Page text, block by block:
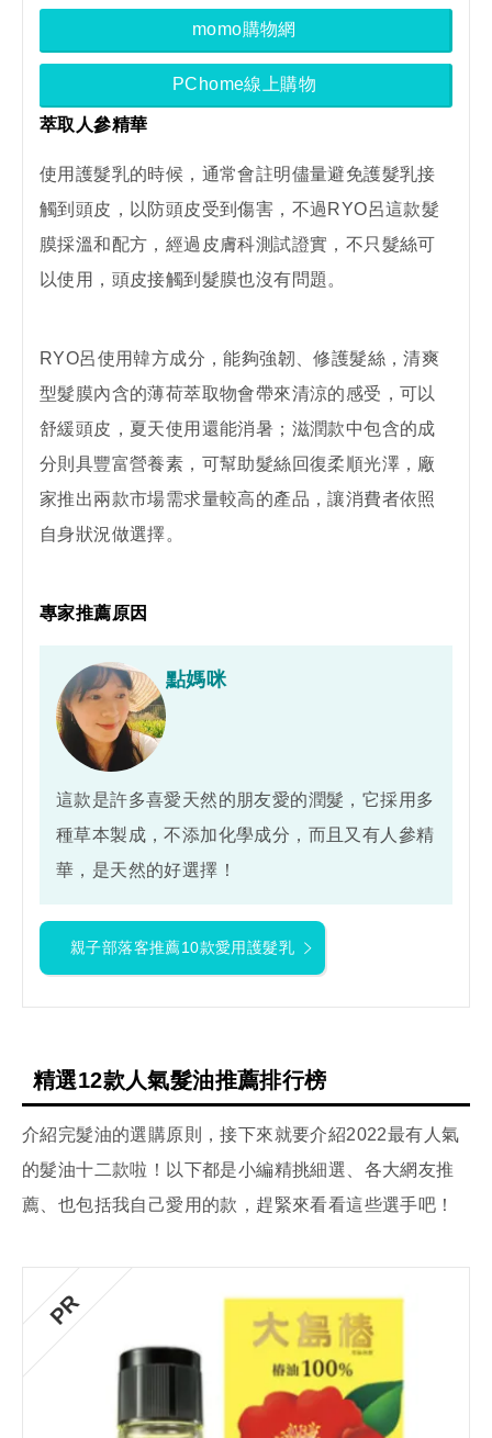
momo購物網
PChome線上購物
萃取人參精華
使用護髮乳的時候，通常會註明儘量避免護髮乳接
觸到頭皮，以防頭皮受到傷害，不過RYO呂這款髮
膜採溫和配方，經過皮膚科測試證實，不只髮絲可
以使用，頭皮接觸到髮膜也沒有問題。
RYO呂使用韓方成分，能夠強韌、修護髮絲，清爽
型髮膜內含的薄荷萃取物會帶來清涼的感受，可以
舒緩頭皮，夏天使用還能消暑；滋潤款中包含的成
分則具豐富營養素，可幫助髮絲回復柔順光澤，廠
家推出兩款市場需求量較高的產品，讓消費者依照
自身狀況做選擇。
專家推薦原因
點媽咪
這款是許多喜愛天然的朋友愛的潤髮，它採用多
種草本製成，不添加化學成分，而且又有人參精
華，是天然的好選擇！
親子部落客推薦10款愛用護髮乳
精選12款人氣髮油推薦排行榜
介紹完髮油的選購原則，接下來就要介紹2022最有人氣
的髮油十二款啦！以下都是小編精挑細選、各大網友推
薦、也包括我自己愛用的款，趕緊來看看這些選手吧！
PR